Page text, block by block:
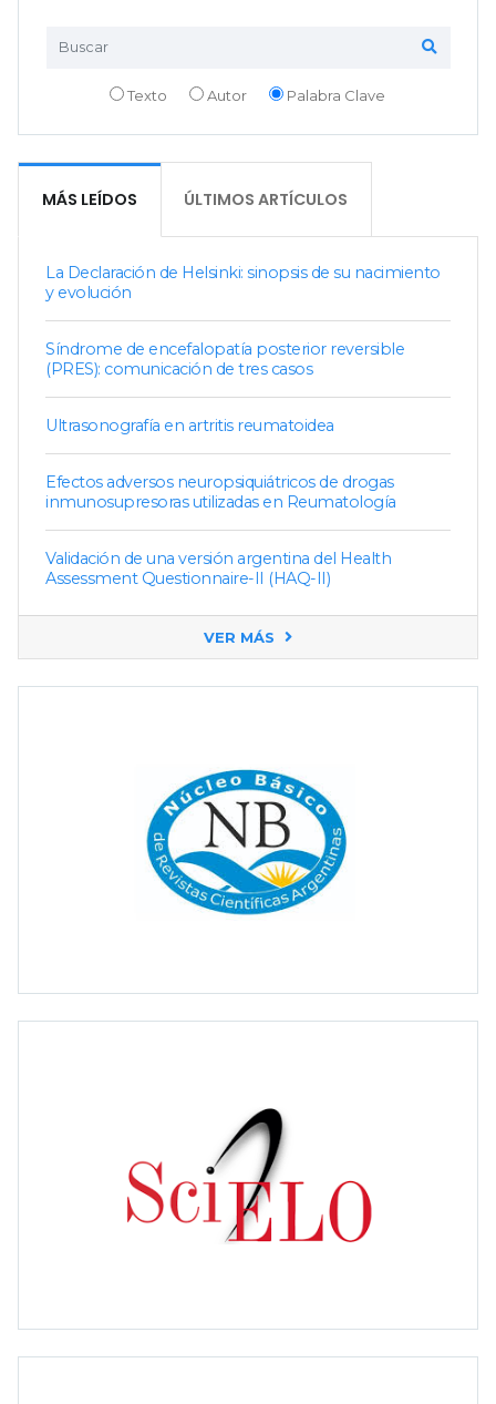
Texto Autor Palabra Clave
MÁS LEÍDOS ÚLTIMOS ARTÍCULOS
La Declaración de Helsinki: sinopsis de su nacimiento
y evolución
Síndrome de encefalopatía posterior reversible
(PRES): comunicación de tres casos
Ultrasonografía en artritis reumatoidea
Efectos adversos neuropsiquiátricos de drogas
inmunosupresoras utilizadas en Reumatología
Validación de una versión argentina del Health
Assessment Questionnaire-II (HAQ-II)
VER MÁS